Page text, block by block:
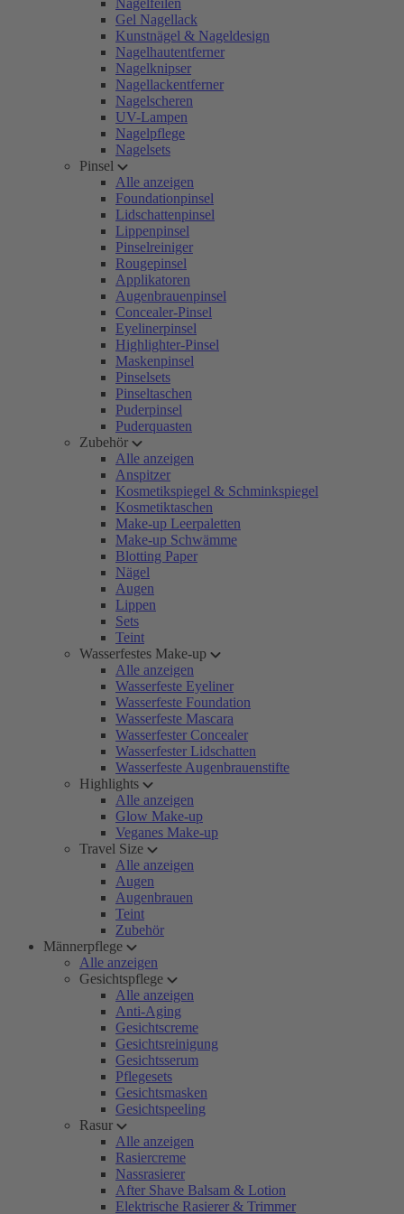
Nagelfeilen
Gel Nagellack
Kunstnägel & Nageldesign
Nagelhautentferner
Nagelknipser
Nagellackentferner
Nagelscheren
UV-Lampen
Nagelpflege
Nagelsets
Pinsel
Alle anzeigen
Foundationpinsel
Lidschattenpinsel
Lippenpinsel
Pinselreiniger
Rougepinsel
Applikatoren
Augenbrauenpinsel
Concealer-Pinsel
Eyelinerpinsel
Highlighter-Pinsel
Maskenpinsel
Pinselsets
Pinseltaschen
Puderpinsel
Puderquasten
Zubehör
Alle anzeigen
Anspitzer
Kosmetikspiegel & Schminkspiegel
Kosmetiktaschen
Make-up Leerpaletten
Make-up Schwämme
Blotting Paper
Nägel
Augen
Lippen
Sets
Teint
Wasserfestes Make-up
Alle anzeigen
Wasserfeste Eyeliner
Wasserfeste Foundation
Wasserfeste Mascara
Wasserfester Concealer
Wasserfester Lidschatten
Wasserfeste Augenbrauenstifte
Highlights
Alle anzeigen
Glow Make-up
Veganes Make-up
Travel Size
Alle anzeigen
Augen
Augenbrauen
Teint
Zubehör
Männerpflege
Alle anzeigen
Gesichtspflege
Alle anzeigen
Anti-Aging
Gesichtscreme
Gesichtsreinigung
Gesichtsserum
Pflegesets
Gesichtsmasken
Gesichtspeeling
Rasur
Alle anzeigen
Rasiercreme
Nassrasierer
After Shave Balsam & Lotion
Elektrische Rasierer & Trimmer